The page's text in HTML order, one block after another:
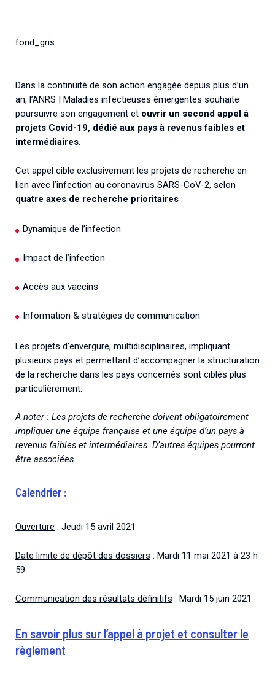
Retrouvez toutes les cellules Émergence, actives ou
fond_gris
Dans la continuité de son action engagée depuis plus d’un
an, l’ANRS | Maladies infectieuses émergentes souhaite
poursuivre son engagement et ouvrir un second appel à
projets Covid-19, dédié aux pays à revenus faibles et
intermédiaires.
Cet appel cible exclusivement les projets de recherche en
lien avec l’infection au coronavirus SARS-CoV-2, selon
quatre axes de recherche prioritaires :
Dynamique de l’infection
Impact de l’infection
Accès aux vaccins
Information & stratégies de communication
Les projets d’envergure, multidisciplinaires, impliquant
plusieurs pays et permettant d’accompagner la structuration
de la recherche dans les pays concernés sont ciblés plus
particulièrement.
A noter : Les projets de recherche doivent obligatoirement
impliquer une équipe française et une équipe d’un pays à
revenus faibles et intermédiaires. D’autres équipes pourront
être associées.
Calendrier :
Ouverture : Jeudi 15 avril 2021
Date limite de dépôt des dossiers : Mardi 11 mai 2021 à 23 h
59
Communication des résultats définitifs : Mardi 15 juin 2021
En savoir plus sur l’appel à projet et consulter le
règlement